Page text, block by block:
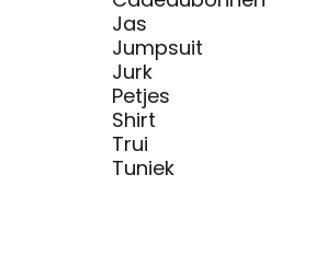
Jas
Jumpsuit
Jurk
Petjes
Shirt
Trui
Tuniek